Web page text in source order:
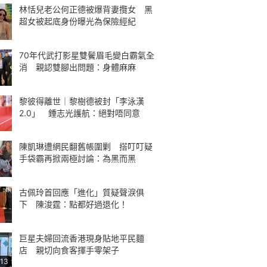
林恬兒老公何正德被爆背妻攬女 黑
超女被起底身份曝光為保險經紀
70年代武打影星雙鬢眉毛變白霸氣全
消 親認雙腳出問題：身體麻麻
黎彼得離世｜黎樹德被封「李泳漢
2.0」 鍾志光護航：絕對唔同意
陳凱琳遭網民翻舊帳圍剿 搭叮叮疑
手袋霸再掀兩極討論：為黑而黑
古佩玲首回應「進化」質疑聲淚俱
下 陳浚霆：點都好過退化！
巨星夫婦回流香港現身貼地平民麵
店 親切向食客揮手零架子